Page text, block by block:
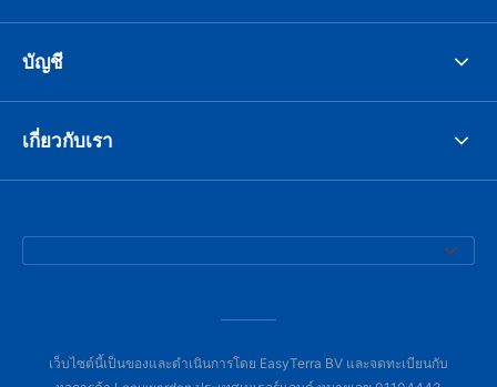
บัญชี
เกี่ยวกับเรา
เว็บไซต์นี้เป็นของและดำเนินการโดย EasyTerra BV และจดทะเบียนกับ